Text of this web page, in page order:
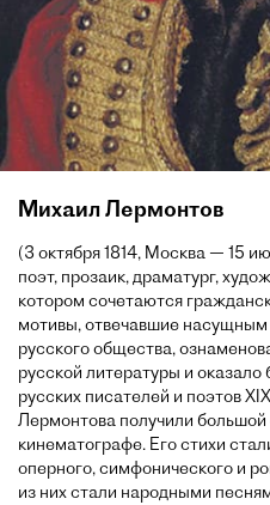
Михаил Лермонтов
(3 октября 1814, Москва — 15
поэт, прозаик, драматург,
котором сочетаются
мотивы, отвечавшие
русского общества,
русской литературы и
русских писателей и поэтов
Лермонтова получили большой
кинематографе. Его стихи
оперного, симфонического и
из них стали народными